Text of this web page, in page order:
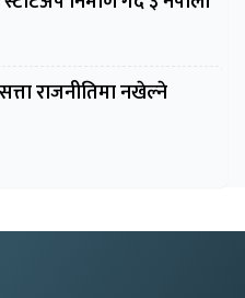
राजनीतिमा नखेल्ने